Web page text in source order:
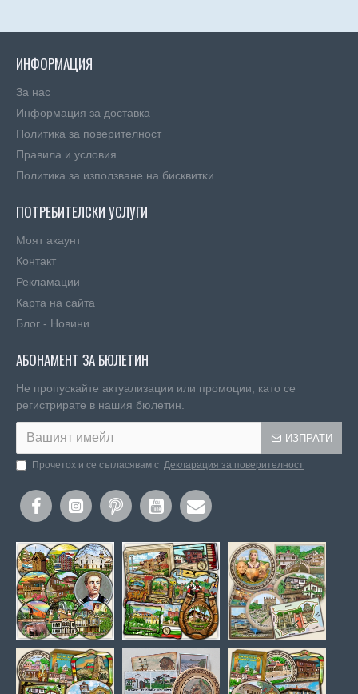
ИНФОРМАЦИЯ
За нас
Информация за доставка
Политика за поверителност
Правила и условия
Πoлитика зa изпoлзвaнe нa бисквитĸи
ПОТРЕБИТЕЛСКИ УСЛУГИ
Моят акаунт
Контакт
Рекламации
Карта на сайта
Блог - Новини
АБОНАМЕНТ ЗА БЮЛЕТИН
Не пропускайте актуализации или промоции, като се
регистрирате в нашия бюлетин.
ИЗПРАТИ
Прочетох и се съгласявам с Декларация за поверителност